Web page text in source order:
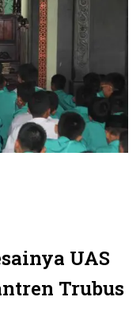
UAS
Trubus